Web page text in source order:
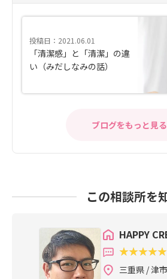
投稿日：2021.06.01
「清潔感」と「清潔」の違
い（みだしなみの話）
ブログをもっと見る
この相談所を
HAPPY
三重県 / 津市